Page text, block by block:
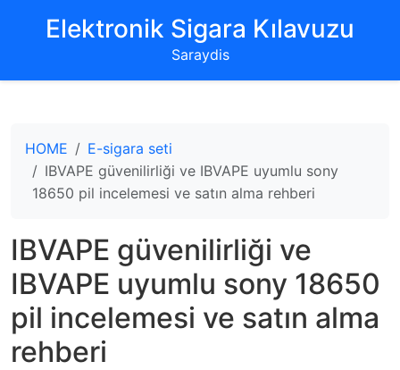
‌Elektronik Sigara Kılavuzu‌
Saraydis
HOME
E-sigara seti
IBVAPE güvenilirliği ve IBVAPE uyumlu sony
18650 pil incelemesi ve satın alma rehberi
IBVAPE güvenilirliği ve
IBVAPE uyumlu sony 18650
pil incelemesi ve satın alma
rehberi